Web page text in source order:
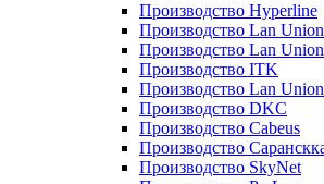
Производство Hyperline
Производство Lan
Производство Lan
Производство ITK
Производство Lan
Производство DKC
Производство Cabeus
Производство
Производство SkyNet